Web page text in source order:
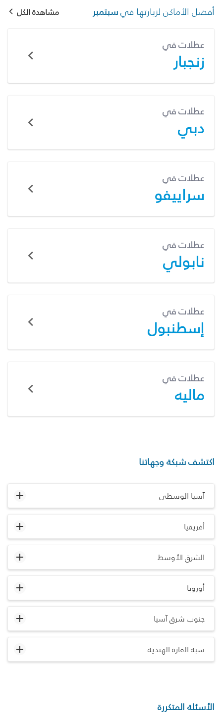
أفضل الأماكن لزيارتها فيسبتمبر مشاهدة الكل
عطلات في
زنجبار
عطلات في
دبي
عطلات في
سراييفو
عطلات في
نابولي
عطلات في
إسطنبول
عطلات في
ماليه
اكتشف شبكة وجهاتنا
آسيا الوسطى
أفريقيا
الشرق الأوسط
أوروبا
جنوب شرق آسيا
شبه القارة الهندية
الأسئلة المتكررة